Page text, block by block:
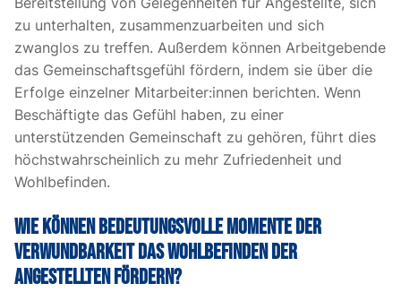
zu unterhalten, zusammenzuarbeiten und sich
zwanglos zu treffen. Außerdem können Arbeitgebende
das Gemeinschaftsgefühl fördern, indem sie über die
Erfolge einzelner Mitarbeiter:innen berichten. Wenn
Beschäftigte das Gefühl haben, zu einer
unterstützenden Gemeinschaft zu gehören, führt dies
höchstwahrscheinlich zu mehr Zufriedenheit und
Wohlbefinden.
Wie können bedeutungsvolle Momente der
Verwundbarkeit das Wohlbefinden der
Angestellten fördern?